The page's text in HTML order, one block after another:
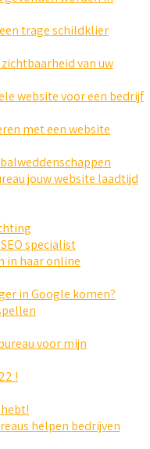
trage schildklier
van uw
website voor een bedrijf
met een website
jouw website laadtijd
specialist
in haar online
in Google komen?
voor mijn
!
helpen bedrijven